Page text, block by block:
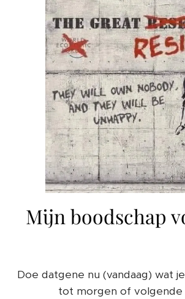
Mijn boodschap
Doe datgene nu (vandaag) wat
tot morgen of volgende